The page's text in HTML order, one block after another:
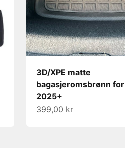
3D/XPE matte
bagasjeromsbrønn
2025+
Salgspris
399,00 kr